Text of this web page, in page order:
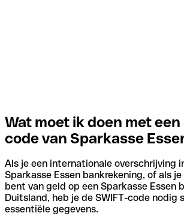
Wat moet ik doen met een
code van Sparkasse
Als je een internationale overschrijving
Sparkasse Essen bankrekening, of als
bent van geld op een Sparkasse Essen
Duitsland, heb je de SWIFT-code nodig
essentiële gegevens.